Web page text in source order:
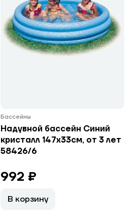
Бассейны
Надувной бассейн Синий
кристалл 147х33см, от 3 лет
58426/6
992 ₽
В корзину